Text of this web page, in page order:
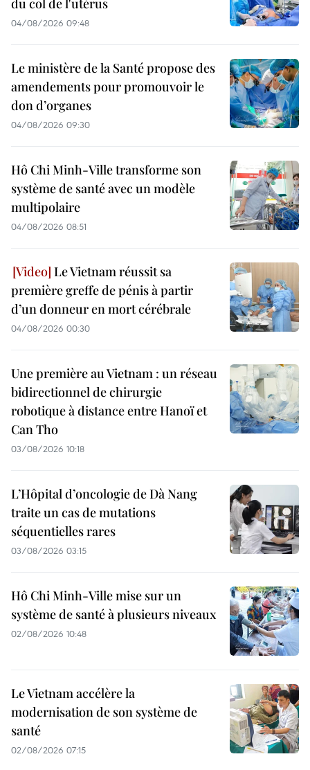
du col de l'utérus
04/08/2026 09:48
Le ministère de la Santé propose des
amendements pour promouvoir le
don d’organes
04/08/2026 09:30
Hô Chi Minh-Ville transforme son
système de santé avec un modèle
multipolaire
04/08/2026 08:51
Le Vietnam réussit sa
première greffe de pénis à partir
d’un donneur en mort cérébrale
04/08/2026 00:30
Une première au Vietnam : un réseau
bidirectionnel de chirurgie
robotique à distance entre Hanoï et
Can Tho
03/08/2026 10:18
L’Hôpital d’oncologie de Dà Nang
traite un cas de mutations
séquentielles rares
03/08/2026 03:15
Hô Chi Minh-Ville mise sur un
système de santé à plusieurs niveaux
02/08/2026 10:48
Le Vietnam accélère la
modernisation de son système de
santé
02/08/2026 07:15